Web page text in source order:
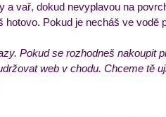
a vař, dokud nevyplavou na
hotovo. Pokud je necháš ve vodě
Pokud se rozhodneš
web v chodu. Chceme tě